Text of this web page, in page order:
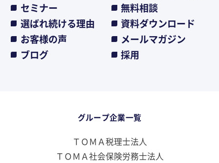
セミナー
無料相談
選ばれ続ける理由
資料ダウンロード
お客様の声
メールマガジン
ブログ
採用
グループ企業一覧
ＴＯＭＡ税理士法人
ＴＯＭＡ社会保険労務士法人